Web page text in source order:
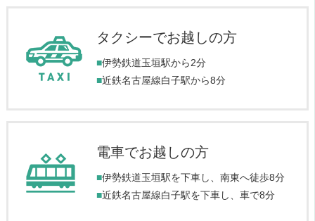
タクシーでお越しの方
■伊勢鉄道玉垣駅から2分
■近鉄名古屋線白子駅から8分
電車でお越しの方
■伊勢鉄道玉垣駅を下車し、南東へ徒歩8分
■近鉄名古屋線白子駅を下車し、車で8分